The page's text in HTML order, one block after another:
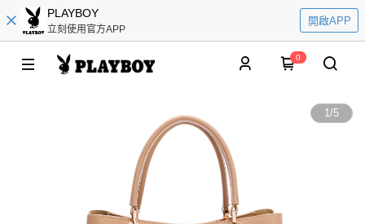
PLAYBOY
立刻使用官方APP
開啟APP
0
1/5